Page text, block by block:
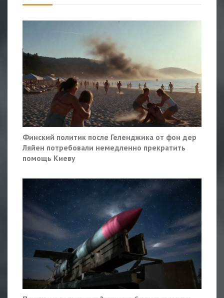
Финский политик после Геленджика от фон дер
Ляйен потребовали немедленно прекратить
помощь Киеву